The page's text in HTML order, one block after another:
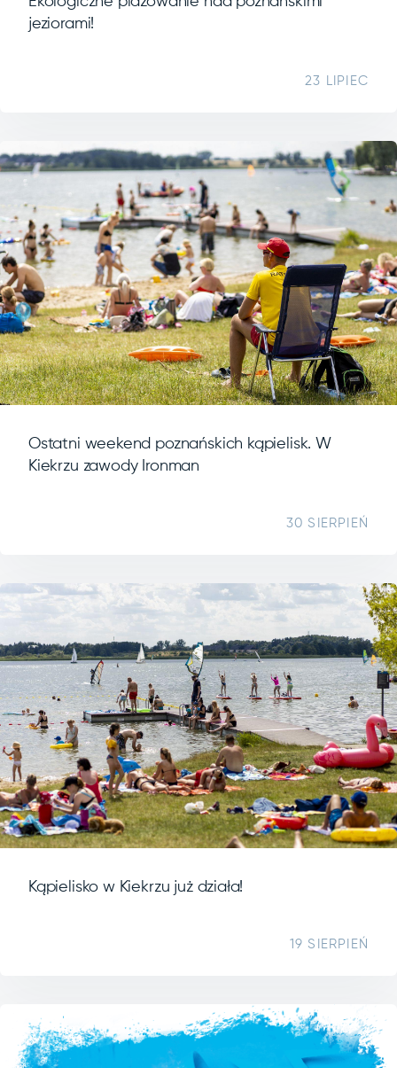
jeziorami!
23 LIPIEC
Ostatni weekend poznańskich kąpielisk. W
Kiekrzu zawody Ironman
30 SIERPIEŃ
Kąpielisko w Kiekrzu już działa!
19 SIERPIEŃ